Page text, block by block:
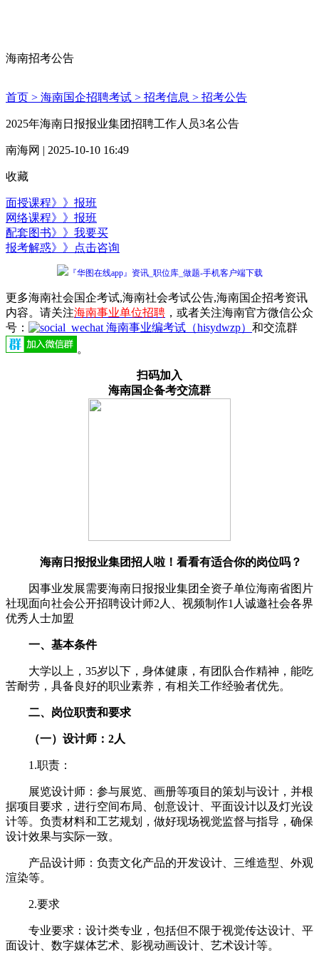
海南招考公告
首页 > 海南国企招聘考试 > 招考信息 > 招考公告
2025年海南日报报业集团招聘工作人员3名公告
南海网 | 2025-10-10 16:49
收藏
面授课程》》报班
网络课程》》报班
配套图书》》我要买
报考解惑》》点击咨询
『华图在线app』资讯_职位库_做题-手机客户端下载
更多海南社会国企考试,海南社会考试公告,海南国企招考资讯
内容。请关注海南事业单位招聘 ，或者关注海南官方微信公众
号：
海南事业编考试（hisydwzp） 和交流群
。
扫码加入
海南国企备考交流群
海南日报报业集团招人啦！看看有适合你的岗位吗？
因事业发展需要海南日报报业集团全资子单位海南省图片
社现面向社会公开招聘设计师2人、视频制作1人诚邀社会各界
优秀人士加盟
一、基本条件
大学以上，35岁以下，身体健康，有团队合作精神，能吃
苦耐劳，具备良好的职业素养，有相关工作经验者优先。
二、岗位职责和要求
（一）设计师：2人
1.职责：
展览设计师：参与展览、画册等项目的策划与设计，并根
据项目要求，进行空间布局、创意设计、平面设计以及灯光设
计等。负责材料和工艺规划，做好现场视觉监督与指导，确保
设计效果与实际一致。
产品设计师：负责文化产品的开发设计、三维造型、外观
渲染等。
2.要求
专业要求：设计类专业，包括但不限于视觉传达设计、平
面设计、数字媒体艺术、影视动画设计、艺术设计等。